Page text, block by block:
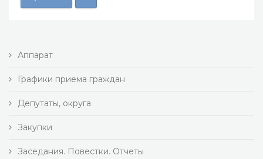
Аппарат
Графики приема граждан
Депутаты, округа
Закупки
Заседания. Повестки. Отчеты